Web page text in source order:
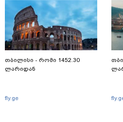
თბილისი - რომი 1452.30
ლარიდან
fly.ge